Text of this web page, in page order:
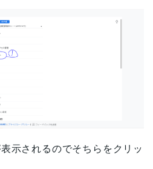
示されるのでそちらをクリッ